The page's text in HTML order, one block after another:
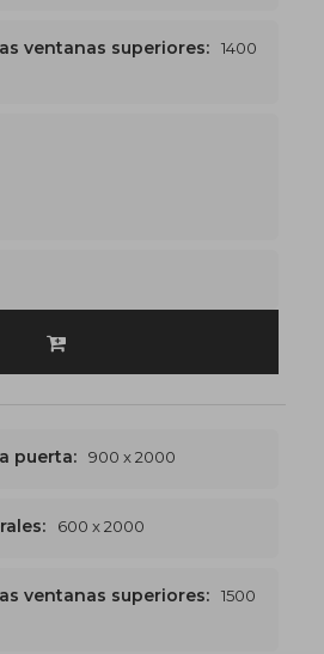
ventanas superiores:
1400
puerta: 900 x 2000
600 x 2000
ventanas superiores:
1500